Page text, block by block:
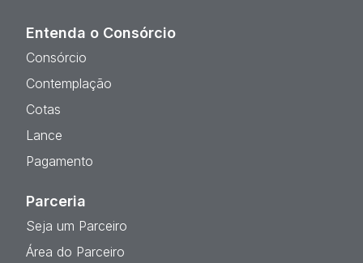
Entenda o Consórcio
Consórcio
Contemplação
Cotas
Lance
Pagamento
Parceria
Seja um Parceiro
Área do Parceiro